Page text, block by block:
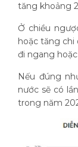
tăng khoảng
Ở chiều
hoặc tăng chi
đi ngang
Nếu đúng
nước sẽ có
trong năm